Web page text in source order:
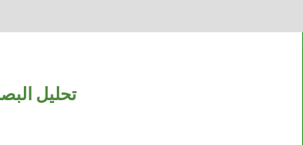
تحليل